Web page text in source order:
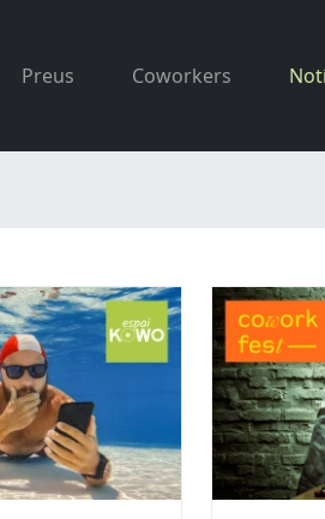
Preus Coworkers